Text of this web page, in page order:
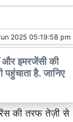
2025 05:19:58 pm
और इमरजेंसी की
पहुंचाता है. जानिए
की तरफ तेज़ी से